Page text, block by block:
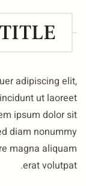
adipiscing
tincidunt ut
ipsum dolor
sed diam
magna
erat